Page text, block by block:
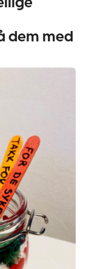
dem med